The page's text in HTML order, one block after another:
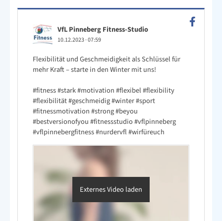
VfL Pinneberg Fitness-Studio
10.12.2023·07:59
Flexibilität und Geschmeidigkeit als Schlüssel für
mehr Kraft – starte in den Winter mit uns!
#fitness#stark#motivation#flexibel#flexibility
#flexibilität#geschmeidig#winter#sport
#fitnessmotivation#strong#beyou
#bestversionofyou#fitnessstudio#vflpinneberg
#vflpinnebergfitness#nurdervfl#wirfüreuch
Externes Video laden